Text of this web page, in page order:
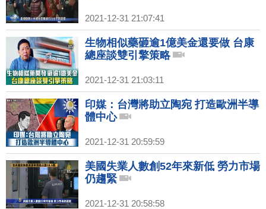
2021-12-31 21:07:41
生物相似藥砸逾1億美金還要做 台康
總座談雙引擎策略
2021-12-31 21:03:11
印媒：台灣將助立陶宛 打造歐洲半導
體中心
2021-12-31 20:59:59
美國失業人數創52年來新低 勞力市場
仍趨緊
2021-12-31 20:58:58